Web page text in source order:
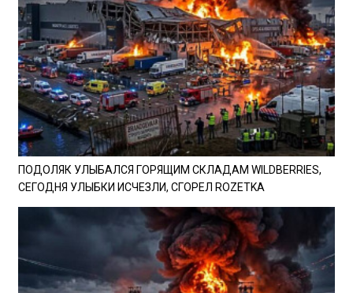
ПОДОЛЯК УЛЫБАЛСЯ ГОРЯЩИМ СКЛАДАМ WILDBERRIES,
СЕГОДНЯ УЛЫБКИ ИСЧЕЗЛИ, СГОРЕЛ ROZETKA